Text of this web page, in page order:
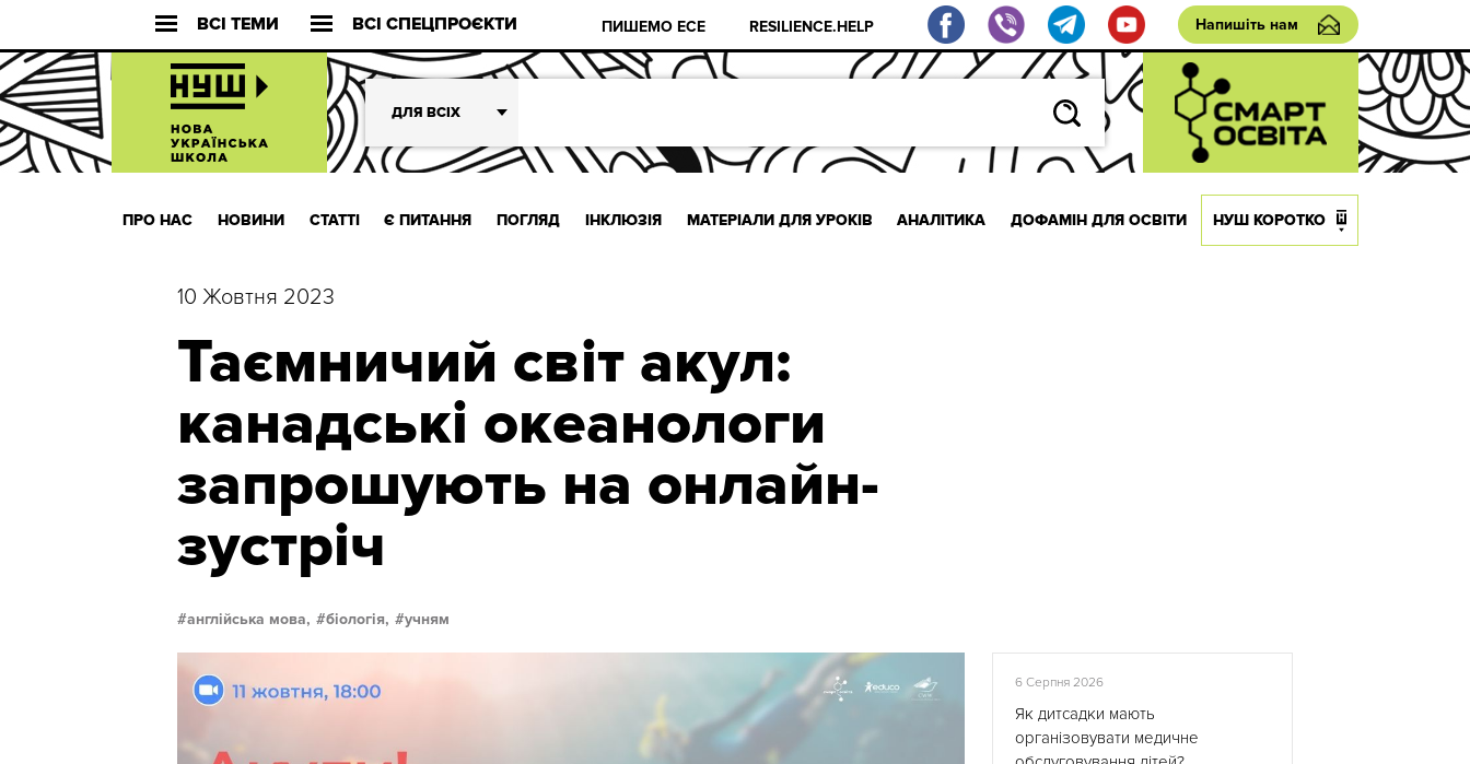
ВСІ ТЕМИ ВСІ СПЕЦПРОЄКТИ ПИШЕМО ЕСЕ RESILIENCE.HELP Напишіть нам
ДЛЯ ВСІХ
ПРО НАС НОВИНИ СТАТТІ Є ПИТАННЯ ПОГЛЯД ІНКЛЮЗІЯ МАТЕРІАЛИ ДЛЯ УРОКІВ АНАЛІТИКА ДОФАМІН ДЛЯ ОСВІТИ НУШ КОРОТКО
10 Жовтня 2023
Таємничий світ акул:
канадські океанологи
запрошують на онлайн-
зустріч
англійська мова, біологія, учням
6 Серпня 2026
Як дитсадки мають
організовувати медичне